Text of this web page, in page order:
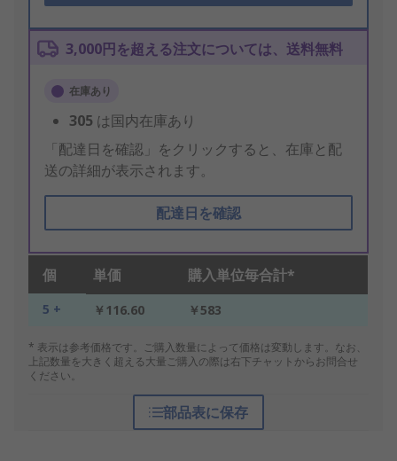
3,000円を超える注文については、送料無料
在庫あり
305 は国内在庫あり
「配達日を確認」をクリックすると、在庫と配
送の詳細が表示されます。
配達日を確認
個 単価 購入単位毎合計*
5 + ￥116.60 ￥583
* 表示は参考価格です。ご購入数量によって価格は変動します。なお、
上記数量を大きく超える大量ご購入の際は右下チャットからお問合せ
ください。
部品表に保存